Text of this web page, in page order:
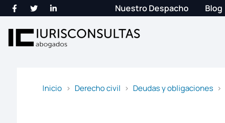
Nuestro Despacho Blog
Inicio Derecho civil Deudas y obligaciones